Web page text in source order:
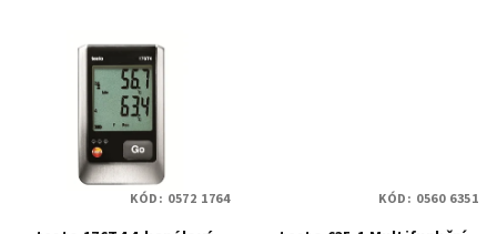
KÓD: 0572 1764 KÓD: 0560 6351